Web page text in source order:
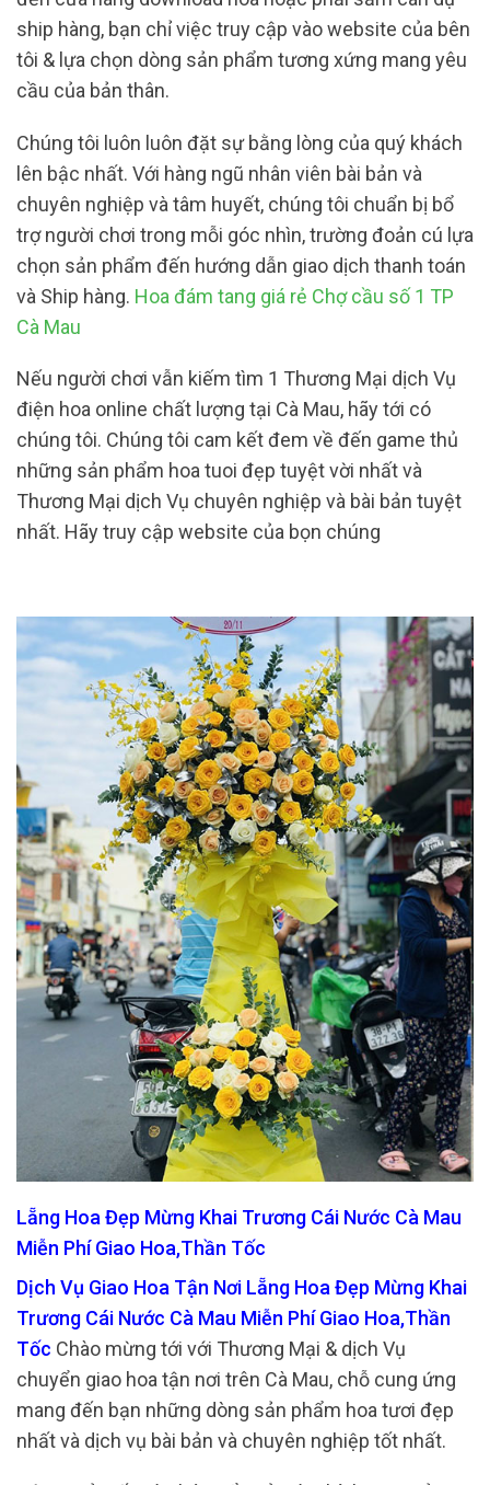
ship hàng, bạn chỉ việc truy cập vào website của bên
tôi & lựa chọn dòng sản phẩm tương xứng mang yêu
cầu của bản thân.
Chúng tôi luôn luôn đặt sự bằng lòng của quý khách
lên bậc nhất. Với hàng ngũ nhân viên bài bản và
chuyên nghiệp và tâm huyết, chúng tôi chuẩn bị bổ
trợ người chơi trong mỗi góc nhìn, trường đoản cú lựa
chọn sản phẩm đến hướng dẫn giao dịch thanh toán
và Ship hàng. Hoa đám tang giá rẻ Chợ cầu số 1 TP
Cà Mau
Nếu người chơi vẫn kiếm tìm 1 Thương Mại dịch Vụ
điện hoa online chất lượng tại Cà Mau, hãy tới có
chúng tôi. Chúng tôi cam kết đem về đến game thủ
những sản phẩm hoa tuoi đẹp tuyệt vời nhất và
Thương Mại dịch Vụ chuyên nghiệp và bài bản tuyệt
nhất. Hãy truy cập website của bọn chúng
Lẵng Hoa Đẹp Mừng Khai Trương Cái Nước Cà Mau
Miễn Phí Giao Hoa,Thần Tốc
Dịch Vụ Giao Hoa Tận Nơi Lẵng Hoa Đẹp Mừng Khai
Trương Cái Nước Cà Mau Miễn Phí Giao Hoa,Thần
Tốc Chào mừng tới với Thương Mại & dịch Vụ
chuyển giao hoa tận nơi trên Cà Mau, chỗ cung ứng
mang đến bạn những dòng sản phẩm hoa tươi đẹp
nhất và dịch vụ bài bản và chuyên nghiệp tốt nhất.